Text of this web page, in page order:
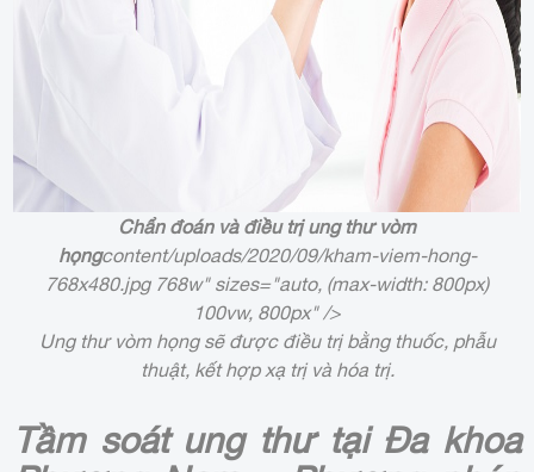
Chẩn đoán và điều trị ung thư vòm
họngcontent/uploads/2020/09/kham-viem-hong-
768x480.jpg 768w" sizes="auto, (max-width: 800px)
100vw, 800px" />
Ung thư vòm họng sẽ được điều trị bằng thuốc, phẫu
thuật, kết hợp xạ trị và hóa trị.
Tầm soát ung thư tại Đa khoa